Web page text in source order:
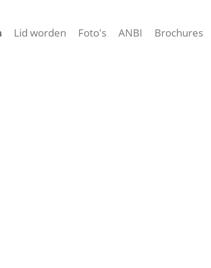
Lid worden Foto's ANBI Brochures